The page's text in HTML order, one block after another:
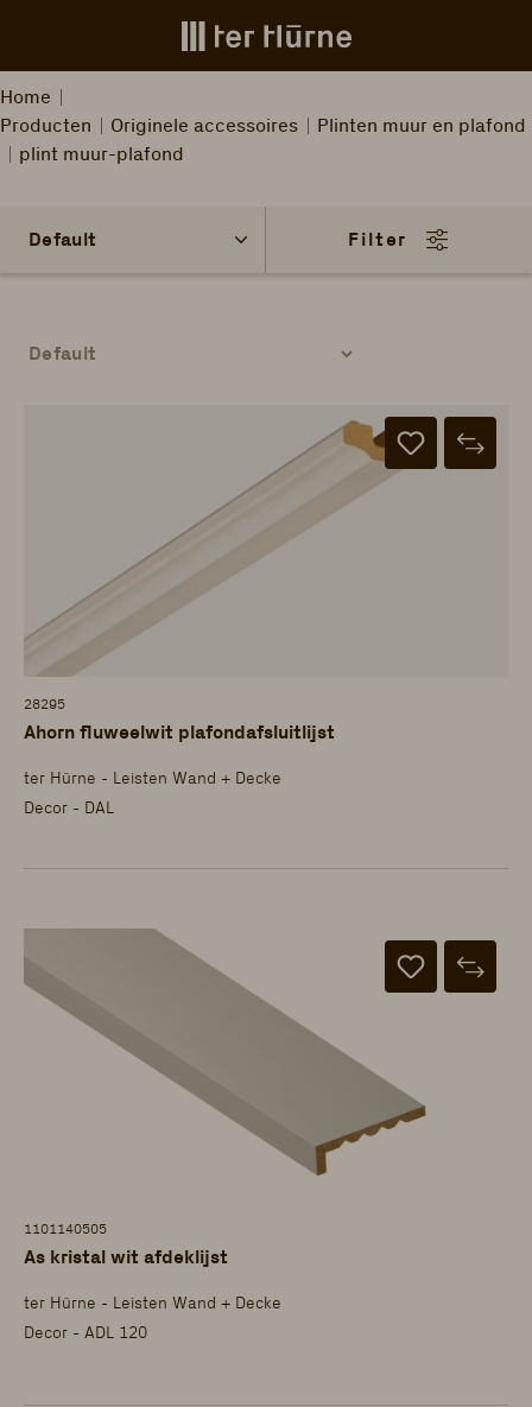
Skip to main content
Home
Producten
Originele accessoires
Plinten muur en plafond
plint muur-plafond
Filter
28295
Ahorn fluweelwit plafondafsluitlijst
ter Hürne - Leisten Wand + Decke
Decor - DAL
1101140505
As kristal wit afdeklijst
ter Hürne - Leisten Wand + Decke
Decor - ADL 120